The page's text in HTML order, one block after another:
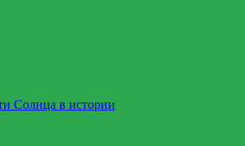
Солнца в истории